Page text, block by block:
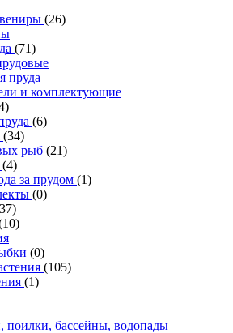
(26)
(71)
пруда
и комплектующие
(6)
(34)
рыб (21)
(4)
за прудом (1)
(0)
(0)
(105)
(1)
поилки, бассейны, водопады